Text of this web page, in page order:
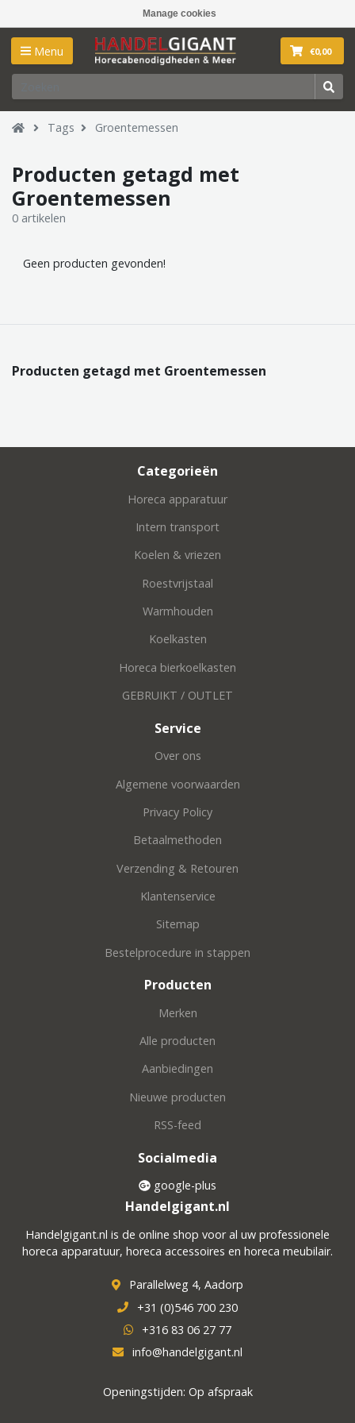
Manage cookies
Menu €0,00
Tags Groentemessen
Producten getagd met
Groentemessen
0 artikelen
Geen producten gevonden!
Producten getagd met Groentemessen
Categorieën
Horeca apparatuur
Intern transport
Koelen & vriezen
Roestvrijstaal
Warmhouden
Koelkasten
Horeca bierkoelkasten
GEBRUIKT / OUTLET
Service
Over ons
Algemene voorwaarden
Privacy Policy
Betaalmethoden
Verzending & Retouren
Klantenservice
Sitemap
Bestelprocedure in stappen
Producten
Merken
Alle producten
Aanbiedingen
Nieuwe producten
RSS-feed
Socialmedia
google-plus
Handelgigant.nl
Handelgigant.nl is de online shop voor al uw professionele
horeca apparatuur, horeca accessoires en horeca meubilair.
Parallelweg 4, Aadorp
+31 (0)546 700 230
+316 83 06 27 77
info@handelgigant.nl
Openingstijden: Op afspraak